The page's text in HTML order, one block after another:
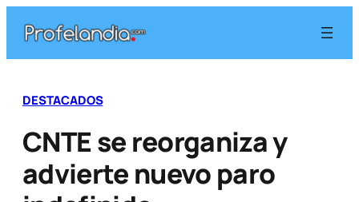
contenido
DESTACADOS
CNTE se reorganiza y
advierte nuevo paro